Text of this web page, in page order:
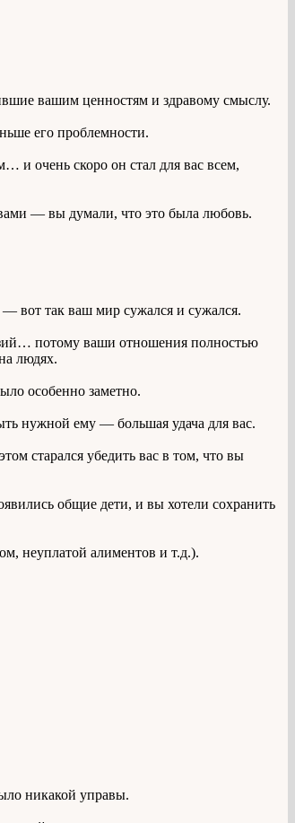
вашим ценностям и здравому смыслу.
его проблемности.
и очень скоро он стал для вас всем,
— вы думали, что это была любовь.
вот так ваш мир сужался и сужался.
потому ваши отношения полностью
людях.
особенно заметно.
нужной ему — большая удача для вас.
старался убедить вас в том, что вы
общие дети, и вы хотели сохранить
неуплатой алиментов и т.д.).
никакой управы.